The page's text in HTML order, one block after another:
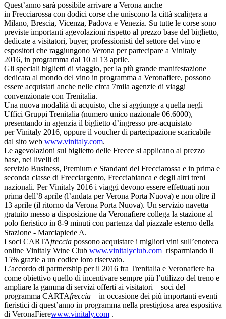
Quest’anno sarà possibile arrivare a Verona anche
in Frecciarossa con dodici corse che uniscono la città scaligera a
Milano, Brescia, Vicenza, Padova e Venezia. Su tutte le corse sono
previste importanti agevolazioni rispetto al prezzo base del biglietto,
dedicate a visitatori, buyer, professionisti del settore del vino e
espositori che raggiungono Verona per partecipare a Vinitaly
2016, in programma dal 10 al 13 aprile.
Gli speciali biglietti di viaggio, per la più grande manifestazione
dedicata al mondo del vino in programma a Veronafiere, possono
essere acquistati anche nelle circa 7mila agenzie di viaggi
convenzionate con Trenitalia.
Una nuova modalità di acquisto, che si aggiunge a quella negli
Uffici Gruppi Trenitalia (numero unico nazionale 06.6000),
presentando in agenzia il biglietto d’ingresso pre-acquistato
per Vinitaly 2016, oppure il voucher di partecipazione scaricabile
dal sito web www.vinitaly.com.
Le agevolazioni sul biglietto delle Frecce si applicano al prezzo
base, nei livelli di
servizio Business, Premium e Standard del Frecciarossa e in prima e
seconda classe di Frecciargento, Frecciabianca e degli altri treni
nazionali. Per Vinitaly 2016 i viaggi devono essere effettuati non
prima dell’8 aprile (l’andata per Verona Porta Nuova) e non oltre il
13 aprile (il ritorno da Verona Porta Nuova). Un servizio navetta
gratuito messo a disposizione da Veronafiere collega la stazione al
polo fieristico in 8-9 minuti con partenza dal piazzale esterno della
Stazione - Marciapiede A.
I soci CARTAfreccia possono acquistare i migliori vini sull’enoteca
online Vinitaly Wine Club www.vinitalyclub.com risparmiando il
15% grazie a un codice loro riservato.
L’accordo di partnership per il 2016 fra Trenitalia e Veronafiere ha
come obiettivo quello di incentivare sempre più l’utilizzo del treno e
ampliare la gamma di servizi offerti ai visitatori – soci del
programma CARTAfreccia – in occasione dei più importanti eventi
fieristici di quest’anno in programma nella prestigiosa area espositiva
di VeronaFierewww.vinitaly.com .